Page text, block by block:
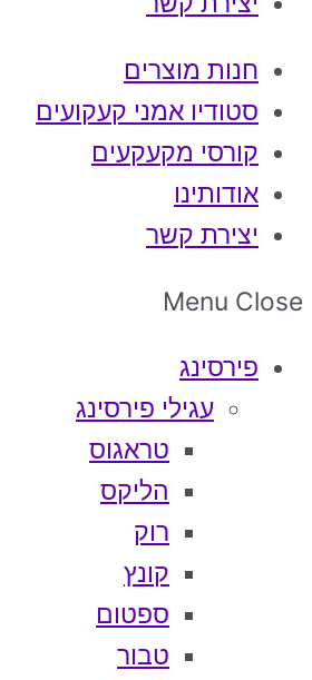
חנות מוצרים
סטודיו אמני קעקועים
קורסי מקעקעים
אודותינו
יצירת קשר
Menu Close
פירסינג
עגילי פירסינג
טראגוס
הליקס
רוק
קונץ
ספטום
טבור